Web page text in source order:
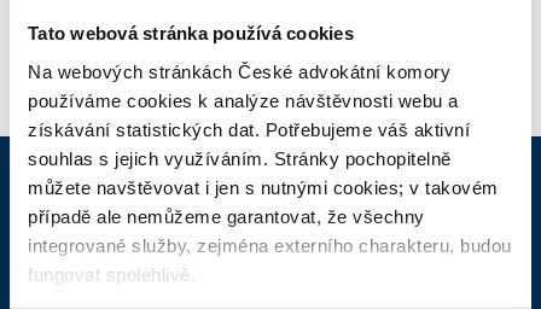
Tato webová stránka používá cookies
Na webových stránkách České advokátní komory
používáme cookies k analýze návštěvnosti webu a
získávání statistických dat. Potřebujeme váš aktivní
souhlas s jejich využíváním. Stránky pochopitelně
můžete navštěvovat i jen s nutnými cookies; v takovém
případě ale nemůžeme garantovat, že všechny
integrované služby, zejména externího charakteru, budou
fungovat spolehlivě.
ČAK
Domů